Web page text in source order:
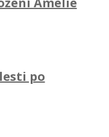
po